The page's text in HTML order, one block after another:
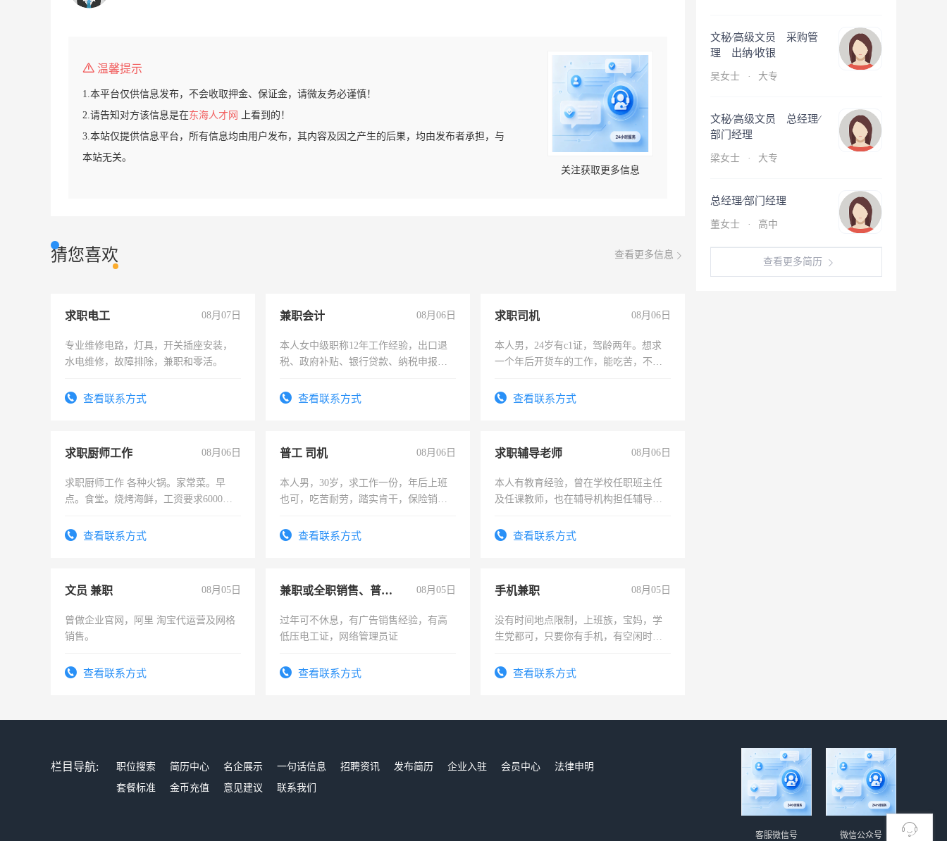
温馨提示
1.本平台仅供信息发布，不会收取押金、保证金，请微友务必谨慎！
2.请告知对方该信息是在东海人才网
上看到的！
3.本站仅提供信息平台，所有信息均由用户发布，其内容及因之产生的后果，均由发布者承担，与
本站无关。
关注获取更多信息
猜您喜欢 查看更多信息
求职电工 08月07日
专业维修电路，灯具，开关插座安装，
水电维修，故障排除，兼职和零活。
查看联系方式
兼职会计 08月06日
本人女中级职称12年工作经验，出口退
税、政府补贴、银行贷款、纳税申报、
务，财务咨询等业务。欲求兼职会计工
查看联系方式
求职司机 08月06日
本人男，24岁有c1证，驾龄两年。想求
一个年后开货车的工作，能吃苦，不怕
查看联系方式
求职厨师工作 08月06日
求职厨师工作 各种火锅。家常菜。早
点。食堂。烧烤海鲜，工资要求6000以
查看联系方式
普工 司机 08月06日
本人男，30岁，求工作一份，年后上班
也可，吃苦耐劳，踏实肯干，保险销售
查看联系方式
求职辅导老师 08月06日
本人有教育经验，曾在学校任职班主任
及任课教师，也在辅导机构担任辅导教
查看联系方式
文员 兼职 08月05日
曾做企业官网，阿里 淘宝代运营及网格
销售。
查看联系方式
兼职或全职销售、普工、维修 08月05日
过年可不休息，有广告销售经验，有高
低压电工证，网络管理员证
查看联系方式
手机兼职 08月05日
没有时间地点限制，上班族，宝妈，学
生党都可，只要你有手机，有空闲时
勤快的四五十，每天挣零花钱没问题！
查看联系方式
文秘∕高级文员 采购管
理 出纳∕收银
吴女士 · 大专
文秘∕高级文员 总经理∕
部门经理
梁女士 · 大专
总经理∕部门经理
董女士 · 高中
查看更多简历
栏目导航: 职位搜索 简历中心 名企展示 一句话信息 招聘资讯 发布简历 企业入驻 会员中心
法律申明
套餐标准
金币充值 意见建议 联系我们
微信公众号
客服微信号